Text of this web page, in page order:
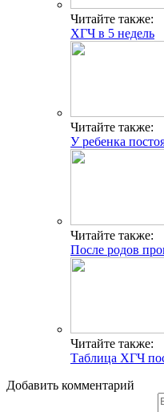
Читайте также:
ХГЧ в 5 недель
Читайте также:
У ребенка
Читайте также:
После родов
Читайте также:
Таблица ХГЧ
Добавить комментарий